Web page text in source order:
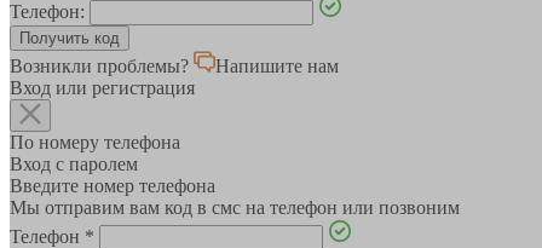
Телефон:
Возникли проблемы?
Напишите нам
Вход или регистрация
По номеру телефона
Вход с паролем
Введите номер телефона
Мы отправим вам код в смс на телефон или позвоним
Телефон *